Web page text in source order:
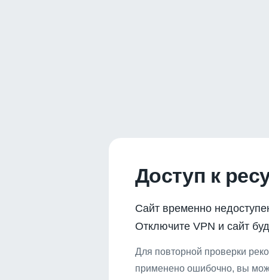
Доступ к
Сайт временно
Отключите VPN и сайт
Для повторной проверки
применено ошибочно, вы